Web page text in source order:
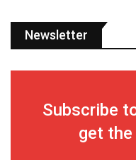
Newsletter
Subscribe
get